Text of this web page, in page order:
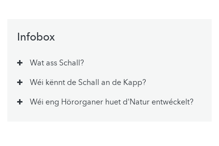
Infobox
Wat ass Schall?
Wéi kënnt de Schall an de Kapp?
Wéi eng Hörorganer huet d'Natur entwéckelt?